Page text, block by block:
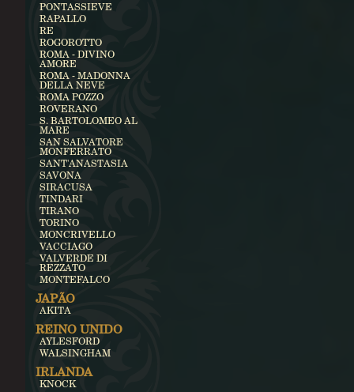
PONTASSIEVE
RAPALLO
RE
ROGOROTTO
ROMA - DIVINO
AMORE
ROMA - MADONNA
DELLA NEVE
ROMA POZZO
ROVERANO
S. BARTOLOMEO AL
MARE
SAN SALVATORE
MONFERRATO
SANT'ANASTASIA
SAVONA
SIRACUSA
TINDARI
TIRANO
TORINO
MONCRIVELLO
VACCIAGO
VALVERDE DI
REZZATO
MONTEFALCO
JAPÃO
AKITA
REINO UNIDO
AYLESFORD
WALSINGHAM
IRLANDA
KNOCK